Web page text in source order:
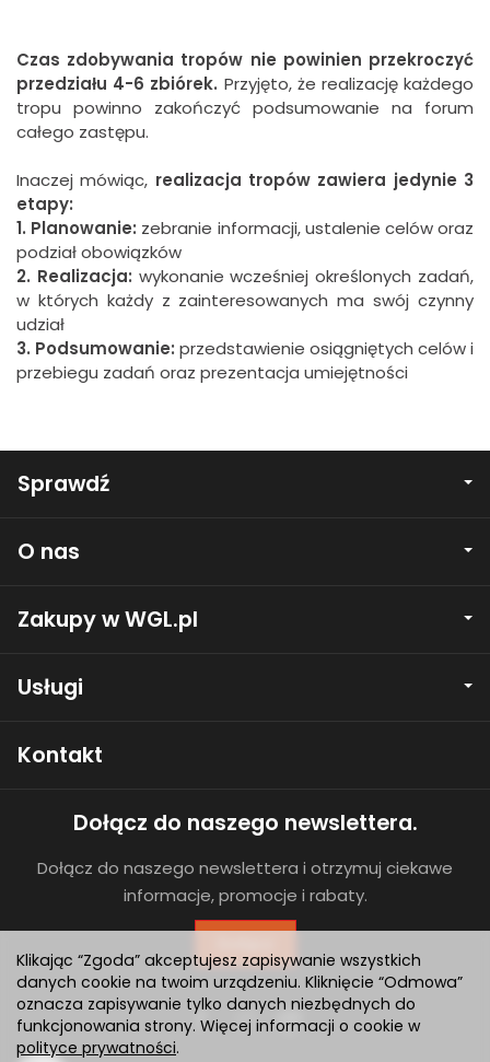
Czas zdobywania tropów nie powinien przekroczyć
przedziału 4-6 zbiórek. Przyjęto, że realizację każdego
tropu powinno zakończyć podsumowanie na forum
całego zastępu.
Inaczej mówiąc, realizacja tropów zawiera jedynie 3
etapy:
1. Planowanie: zebranie informacji, ustalenie celów oraz
podział obowiązków
2. Realizacja: wykonanie wcześniej określonych zadań,
w których każdy z zainteresowanych ma swój czynny
udział
3. Podsumowanie: przedstawienie osiągniętych celów i
przebiegu zadań oraz prezentacja umiejętności
Sprawdź
O nas
Zakupy w WGL.pl
Usługi
Kontakt
Dołącz do naszego newslettera.
Dołącz do naszego newslettera i otrzymuj ciekawe
informacje, promocje i rabaty.
Klikając “Zgoda” akceptujesz zapisywanie wszystkich
danych cookie na twoim urządzeniu. Kliknięcie “Odmowa”
oznacza zapisywanie tylko danych niezbędnych do
funkcjonowania strony. Więcej informacji o cookie w
polityce prywatności.